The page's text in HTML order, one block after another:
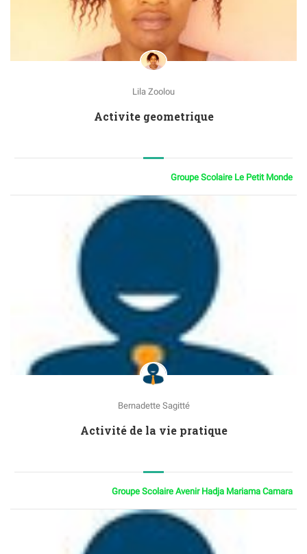
Lila Zoolou
Activite geometrique
Groupe Scolaire Le Petit Monde
Bernadette Sagitté
Activité de la vie pratique
Groupe Scolaire Avenir Hadja Mariama Camara